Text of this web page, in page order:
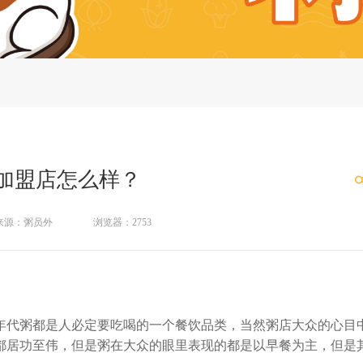
盟店怎么样？
源：粥员外 浏览器：2753
都是人必定要吃喝的一个餐饮品类，当然粥店大众的心目
功至伟，但是粥在大众的眼里表现的都是以早餐为主，但是